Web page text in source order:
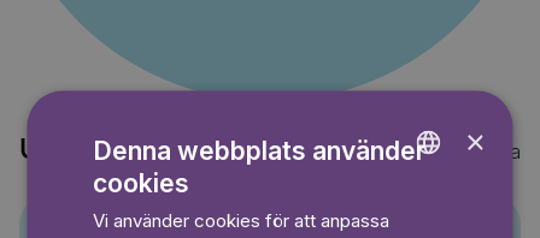
Upptäck också Visa alla
×
Denna webbplats använder
cookies
Vi använder cookies för att anpassa